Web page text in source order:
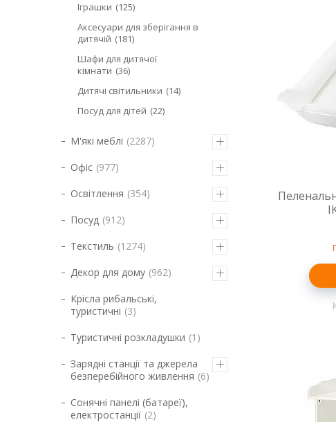
Іграшки
125
Аксесуари для зберігання в
дитячій
181
Шафи для дитячої
кімнати 36
Дитячі світильники
14
Посуд для дітей 22
М'які меблі 2287
Офіс 977
Освітлення 354
Посуд 912
Текстиль 1274
Декор для дому 962
Крісла рибальські,
туристичні 3
Туристичні розкладушки 1
Зарядні станції та джерела
безперебійного живлення 6
Сонячні панелі (батареї),
електростанції 2